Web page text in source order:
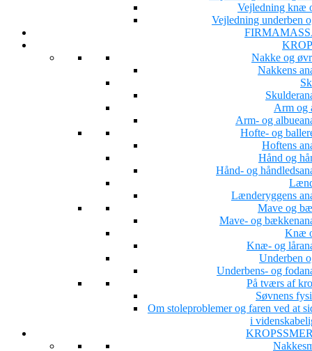
Vejledning knæ
Vejledning underben
Nakke og
Nakkens
Arm og
Arm- og
Hofte- og
Hoftens
Hånd og
Hånd- og
Lænderyggens
Mave og
Mave- og
Knæ
Knæ- og
Underben
Underbens- og
På tværs af
Søvnens
Om stoleproblemer og faren ved at
i